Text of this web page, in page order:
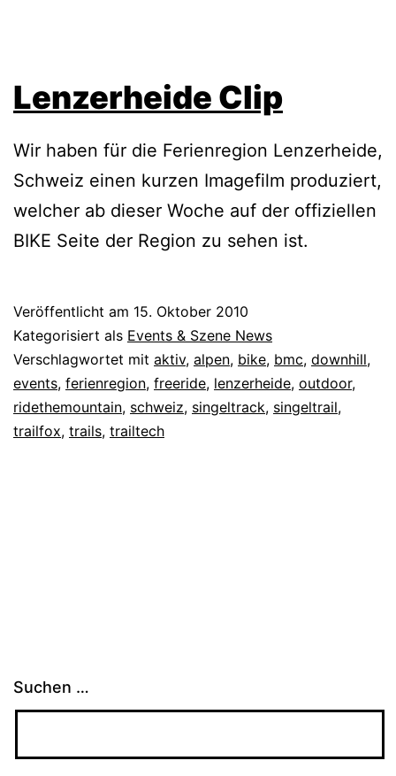
Lenzerheide Clip
Wir haben für die Ferienregion Lenzerheide,
Schweiz einen kurzen Imagefilm produziert,
welcher ab dieser Woche auf der offiziellen
BIKE Seite der Region zu sehen ist.
Veröffentlicht am 15. Oktober 2010
Kategorisiert als Events & Szene News
Verschlagwortet mit aktiv, alpen, bike, bmc, downhill,
events, ferienregion, freeride, lenzerheide, outdoor,
ridethemountain, schweiz, singeltrack, singeltrail,
trailfox, trails, trailtech
Suchen …